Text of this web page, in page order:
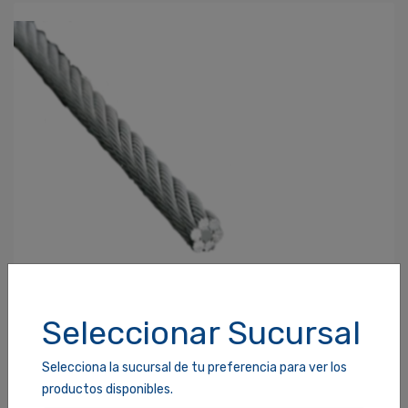
Seleccionar Sucursal
Selecciona la sucursal de tu preferencia para ver los
productos disponibles.
¿Olvidaste tu Contraseña?
Recordarme